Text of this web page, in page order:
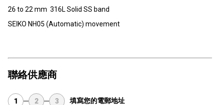
26 to 22 mm 316L Solid SS band
SEIKO NH05 (Automatic) movement
聯絡供應商
1 2 3 填寫您的電郵地址